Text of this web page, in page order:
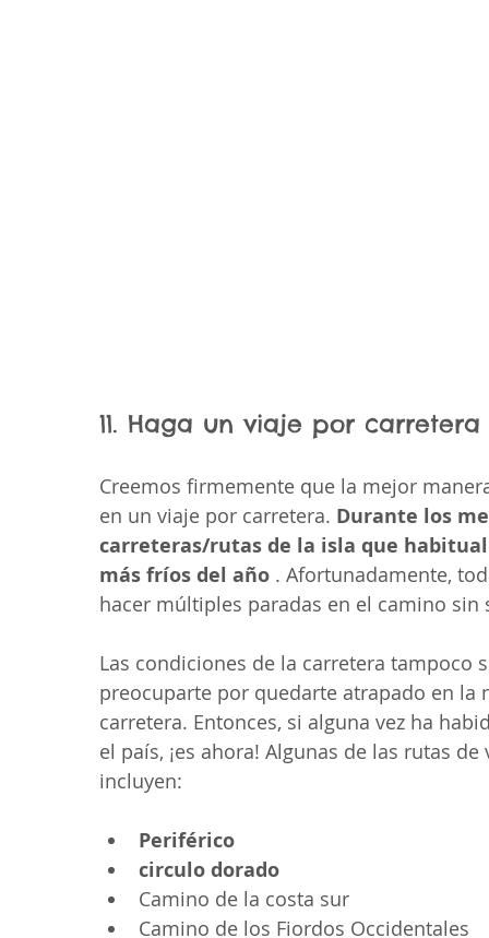
11. Haga un viaje por carretera
Creemos firmemente que la mejor
en un viaje por carretera. Durante los
carreteras/rutas de la isla que
más fríos del año . Afortunadamente,
hacer múltiples paradas en el camino
Las condiciones de la carretera
preocuparte por quedarte atrapado en la
carretera. Entonces, si alguna vez ha
el país, ¡es ahora! Algunas de las rutas
incluyen:
Periférico
circulo dorado
Camino de la costa sur
Camino de los Fiordos Occidentales